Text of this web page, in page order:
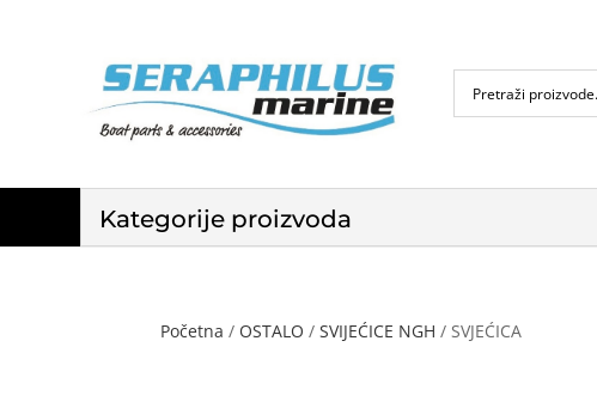
Kategorije proizvoda
Početna / OSTALO /SVIJEĆICE NGH / SVJEĆICA